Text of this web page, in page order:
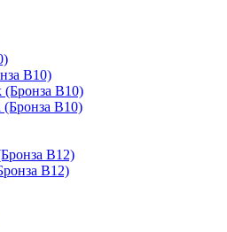
B10)
(Бронза B10)
(Бронза B10)
B12)
B12)